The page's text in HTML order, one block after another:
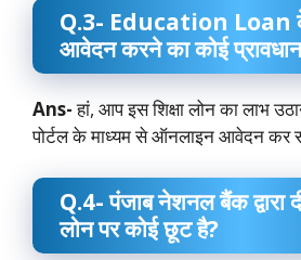
Q.3- Education Loan
आवेदन करने का कोई
Ans-हां, आप इस शिक्षा लोन का लाभ
पोर्टल के माध्यम से ऑनलाइन आवेदन कर
Q.4- पंजाब नेशनल बैंक द्वारा
लोन पर कोई छूट है?